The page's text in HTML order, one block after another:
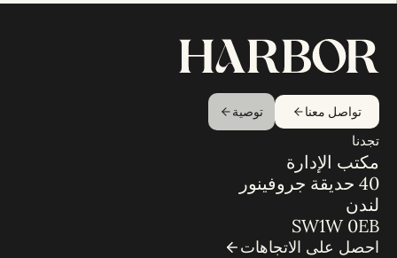
تواصل معنا توصية
تجدنا
مكتب الإدارة
40 حديقة جروفينور
لندن
SW1W 0EB
احصل على الاتجاهات